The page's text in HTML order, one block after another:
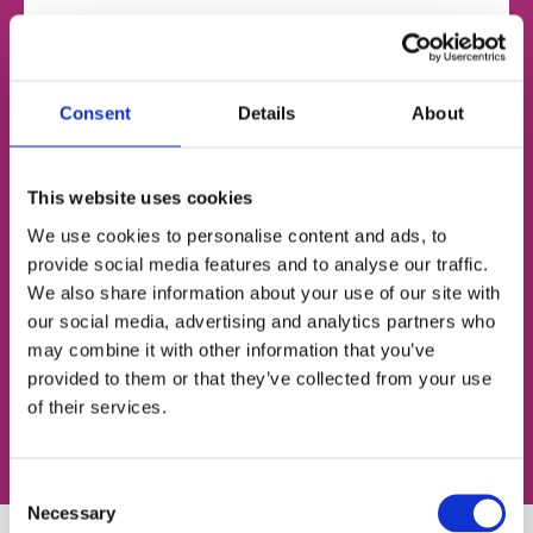
Consent Details About
This website uses cookies
We use cookies to personalise content and ads, to
provide social media features and to analyse our traffic.
We also share information about your use of our site with
our social media, advertising and analytics partners who
may combine it with other information that you’ve
provided to them or that they’ve collected from your use
of their services.
Selection
Necessary
Згоден із політикою конфіденційності
Записатися на урок